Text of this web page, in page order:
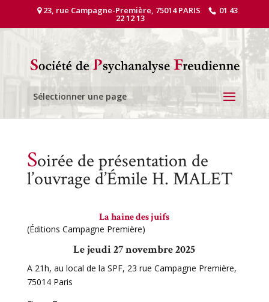
23, rue Campagne-Première, 75014 PARIS 01 43
22 12 13
Sélectionner une page
Soirée de présentation de
l’ouvrage d’Émile H. MALET
La haine des juifs
(Éditions Campagne Première)
Le jeudi 27 novembre 2025
A 21h, au local de la SPF, 23 rue Campagne Première,
75014 Paris